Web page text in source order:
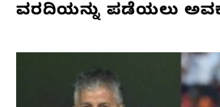
ವರದಿಯನ್ನು ಪಡೆಯಲು